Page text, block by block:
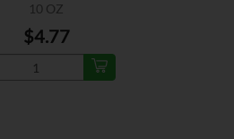
10 OZ
$4.77